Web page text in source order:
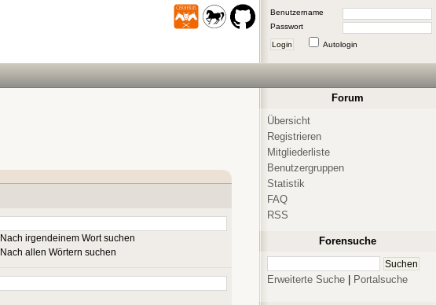
Benutzername
Passwort
Login Autologin
Nach irgendeinem Wort suchen
Nach allen Wörtern suchen
Forum
Übersicht
Registrieren
Mitgliederliste
Benutzergruppen
Statistik
FAQ
RSS
Forensuche
Erweiterte Suche Portalsuche